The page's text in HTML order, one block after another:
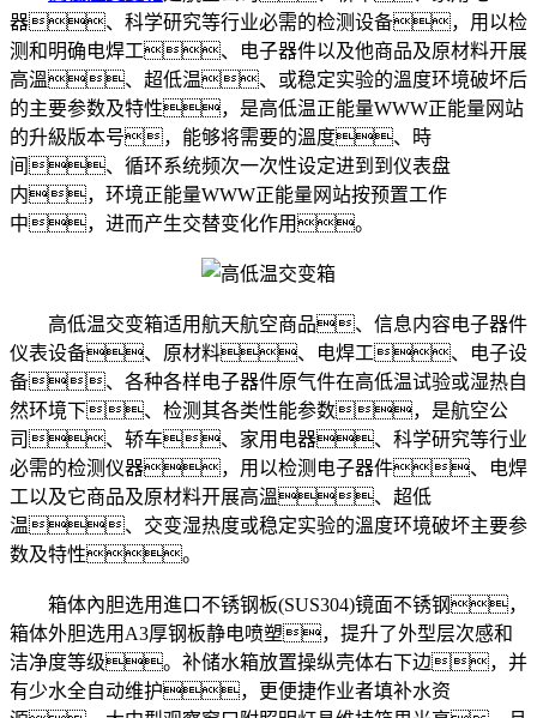
器、科学研究等行业必需的检测设备，用以检
测和明确电焊工、电子器件以及他商品及原材料开展
高溫、超低温、或稳定实验的溫度环境破坏后
的主要参数及特性，是高低温正能量WWW正能量网站
的升級版本号，能够将需要的溫度、時
间、循环系统频次一次性设定进到到仪表盘
内，环境正能量WWW正能量网站按预置工作
中，进而产生交替变化作用。
高低温交变箱适用航天航空商品、信息内容电子器件
仪表设备、原材料、电焊工、电子设
备、各种各样电子器件原气件在高低温试验或湿热自
然环境下、检测其各类性能参数，是航空公
司、轿车、家用电器、科学研究等行业
必需的检测仪器，用以检测电子器件、电焊
工以及它商品及原材料开展高溫、超低
温、交变湿热度或稳定实验的溫度环境破坏主要参
数及特性。
箱体內胆选用進口不锈钢板(SUS304)镜面不锈钢，
箱体外胆选用A3厚钢板静电喷塑，提升了外型层次感和
洁净度等级。补储水箱放置操纵壳体右下边，并
有少水全自动维护，更便捷作业者填补水资